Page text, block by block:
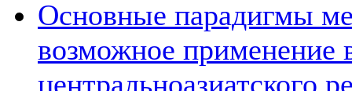
Основные парадигмы
возможное применение
центральноазиатского